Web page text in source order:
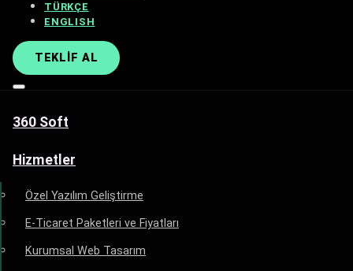
TÜRKÇE
ENGLISH
TEKLIF AL
360 Soft
Hizmetler
Özel Yazılım Geliştirme
E-Ticaret Paketleri ve Fiyatları
Kurumsal Web Tasarım